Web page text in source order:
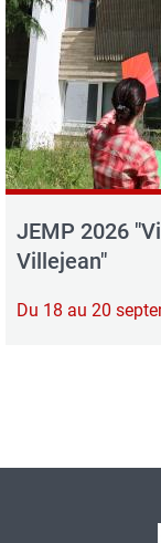
JEMP 2026
Villejean"
Du 18 au 20